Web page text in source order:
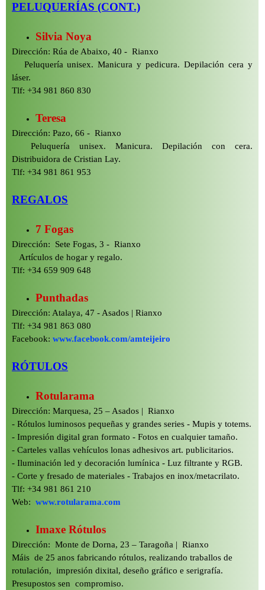
PELUQUERÍAS (CONT.)
Silvia Noya
Dirección: Rúa de Abaixo, 40 - Rianxo
Peluquería unisex. Manicura y pedicura. Depilación cera y
láser.
Tlf: +34 981 860 830
Teresa
Dirección: Pazo, 66 - Rianxo
Peluquería unisex. Manicura. Depilación con cera.
Distribuidora de Cristian Lay.
Tlf: +34 981 861 953
REGALOS
7 Fogas
Dirección: Sete Fogas, 3 - Rianxo
Artículos de hogar y regalo.
Tlf: +34 659 909 648
Punthadas
Dirección: Atalaya, 47 - Asados | Rianxo
Tlf: +34 981 863 080
Facebook: www.facebook.com/amteijeiro
RÓTULOS
Rotularama
Dirección: Marquesa, 25 – Asados | Rianxo
- Rótulos luminosos pequeñas y grandes series - Mupis y totems.
- Impresión digital gran formato - Fotos en cualquier tamaño.
- Carteles vallas vehículos lonas adhesivos art. publicitarios.
- Iluminación led y decoración lumínica - Luz filtrante y RGB.
- Corte y fresado de materiales - Trabajos en inox/metacrilato.
Tlf: +34 981 861 210
Web: www.rotularama.com
Imaxe Rótulos
Dirección: Monte de Dorna, 23 – Taragoña | Rianxo
Máis de 25 anos fabricando rótulos, realizando traballos de
rotulación, impresión dixital, deseño gráfico e serigrafía.
Presupostos sen compromiso.